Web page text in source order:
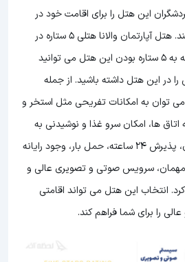
این هتل را برای اقامت خود در
قبرس شمالی انتخاب می کنند. هتل آپارتمان والانا هتلی 5 ستاره در
قبرس شمالی است و با توجه به 5 ستاره بودن این هتل می توانید
را در این هتل داشته باشید. از جمله
توان به امکانات تفریحی مثل استخر و
ها، امکان سرو غذا و نوشیدنی به
صورت 24 ساعته در رستوران، پذیرش 24 ساعته، حمل بار، وجود رایانه
مهمان، سرویس صوتی و تصویری عالی و
انتخاب این هتل می تواند اقامتی
را برای شما فراهم کند.